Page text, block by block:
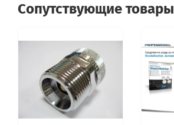
Сопутствующие товары